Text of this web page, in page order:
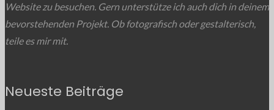
Website zu besuchen. Gern unterstütze ich auch dich in deinem
bevorstehenden Projekt. Ob fotografisch oder gestalterisch,
teile es mir mit.
Neueste Beiträge